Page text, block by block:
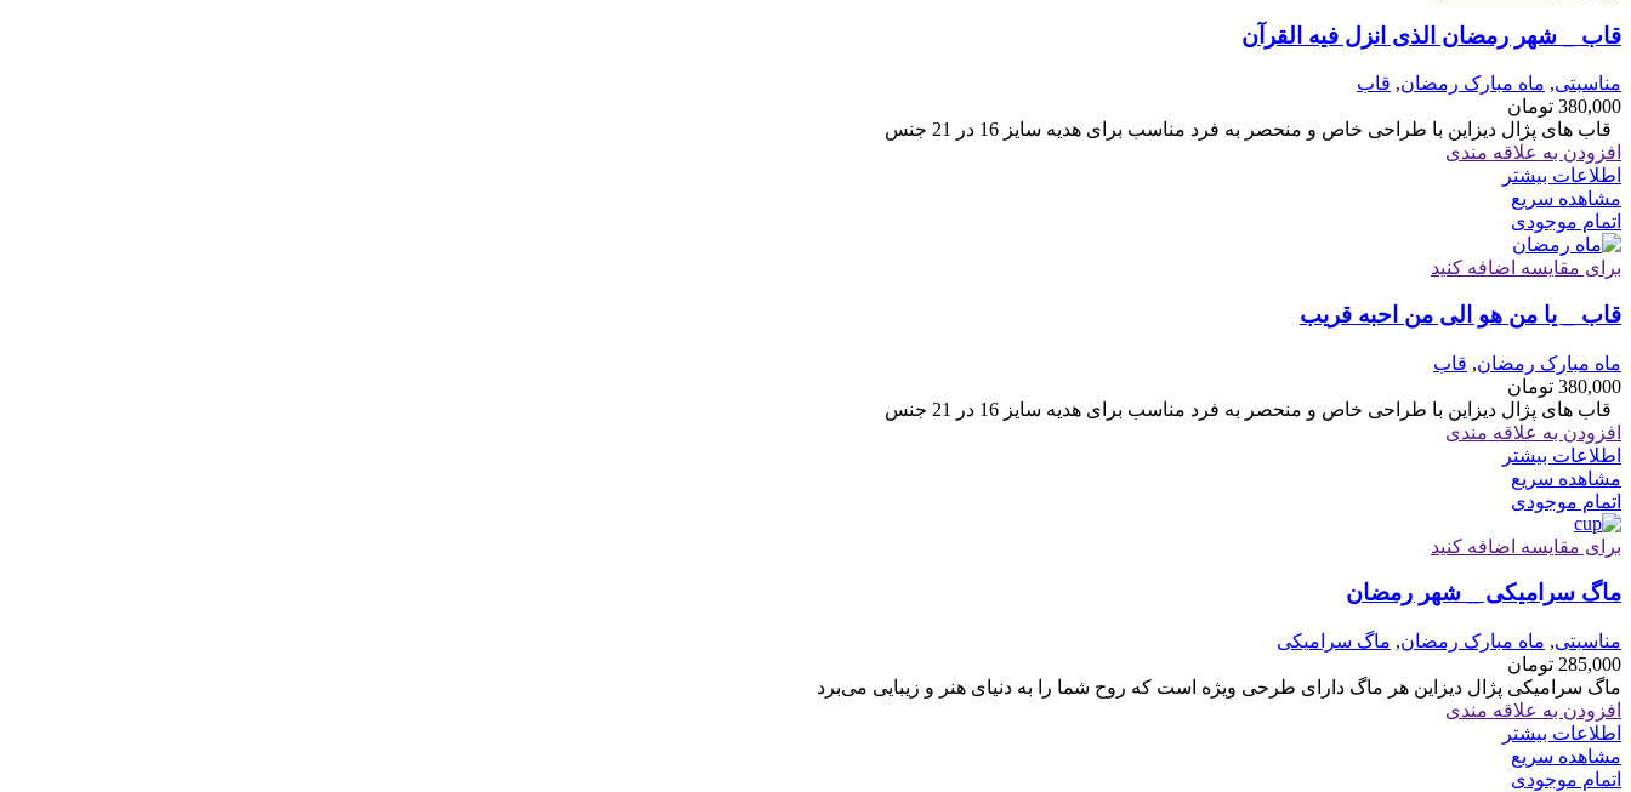
قاب _ شهر رمضان الذی انزل فیه القرآن
مناسبتی, ماه مبارک رمضان, قاب
380,000 تومان
قاب های پژال دیزاین با طراحی خاص و منحصر به فرد مناسب برای هدیه سایز 16 در 21 جنس
افزودن به علاقه مندی
اطلاعات بیشتر
مشاهده سریع
اتمام موجودی
برای مقایسه اضافه کنید
قاب _ یا من هو الی من احبه قریب
ماه مبارک رمضان, قاب
380,000 تومان
قاب های پژال دیزاین با طراحی خاص و منحصر به فرد مناسب برای هدیه سایز 16 در 21 جنس
افزودن به علاقه مندی
اطلاعات بیشتر
مشاهده سریع
اتمام موجودی
برای مقایسه اضافه کنید
ماگ سرامیکی _ شهر رمضان
مناسبتی, ماه مبارک رمضان, ماگ سرامیکی
285,000 تومان
ماگ سرامیکی پژال دیزاین هر ماگ دارای طرحی ویژه است که روح شما را به دنیای هنر و زیبایی می‌برد
افزودن به علاقه مندی
اطلاعات بیشتر
مشاهده سریع
اتمام موجودی